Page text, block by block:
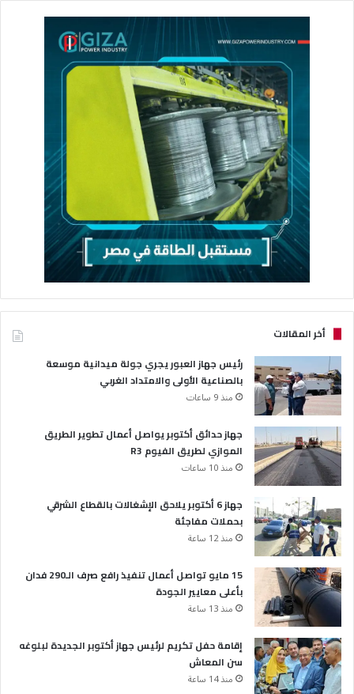
أخر المقالات
رئيس جهاز العبور يجري جولة ميدانية موسعة
بالصناعية الأولى والامتداد الغربي
منذ 9 ساعات
جهاز حدائق أكتوبر يواصل أعمال تطوير الطريق
الموازي لطريق الفيوم R3
منذ 10 ساعات
جهاز 6 أكتوبر يلاحق الإشغالات بالقطاع الشرقي
بحملات مفاجئة
منذ 12 ساعة
15 مايو تواصل أعمال تنفيذ رافع صرف الـ290 فدان
بأعلى معايير الجودة
منذ 13 ساعة
إقامة حفل تكريم لرئيس جهاز أكتوبر الجديدة لبلوغه
سن المعاش
منذ 14 ساعة